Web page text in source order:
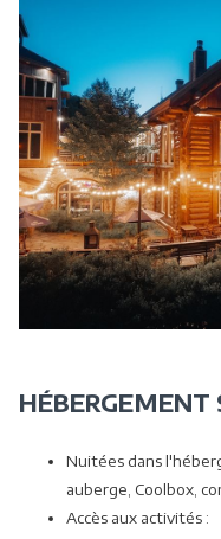
Nuitées dans
auberge, Coolbox,
Accès aux activités :